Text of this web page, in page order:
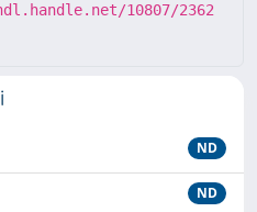
10807/2362
ND
ND